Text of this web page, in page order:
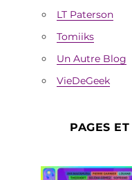
LT Paterson
Tomiiks
Un Autre Blog
VieDeGeek
PAGES